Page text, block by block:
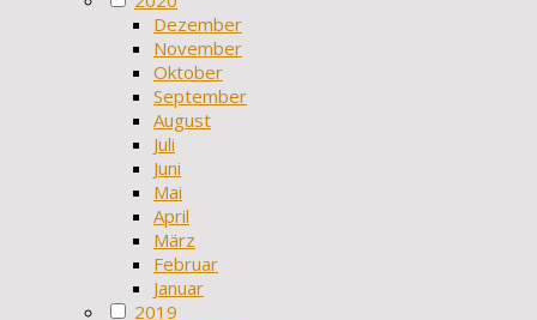
Dezember
November
Oktober
September
August
Juli
Juni
Mai
April
März
Februar
Januar
2019